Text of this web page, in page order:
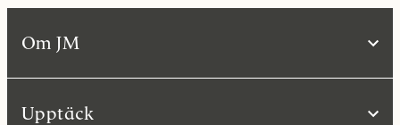
Om JM
Upptäck